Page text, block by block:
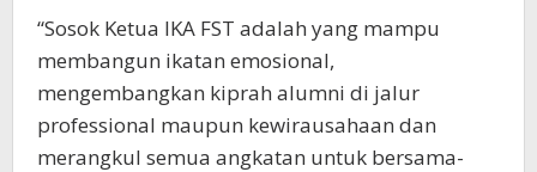
“Sosok Ketua IKA FST adalah yang mampu
membangun ikatan emosional,
mengembangkan kiprah alumni di jalur
professional maupun kewirausahaan dan
merangkul semua angkatan untuk bersama-